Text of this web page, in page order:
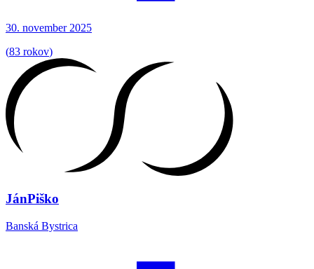
30. november 2025
(83 rokov)
JánPiško
Banská Bystrica